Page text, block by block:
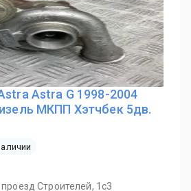
Astra G 1998-2004
МКПП Хэтчбек 5дв.
Строителей, 1с3